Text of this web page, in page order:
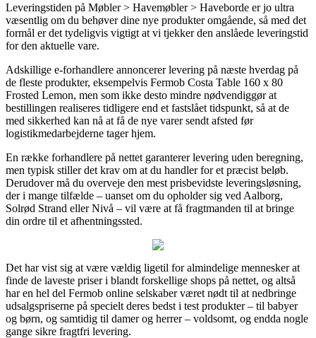
Leveringstiden på Møbler > Havemøbler > Haveborde er jo ultra
væsentlig om du behøver dine nye produkter omgående, så med det
formål er det tydeligvis vigtigt at vi tjekker den anslåede leveringstid
for den aktuelle vare.
Adskillige e-forhandlere annoncerer levering på næste hverdag på
de fleste produkter, eksempelvis Fermob Costa Table 160 x 80
Frosted Lemon, men som ikke desto mindre nødvendiggør at
bestillingen realiseres tidligere end et fastslået tidspunkt, så at de
med sikkerhed kan nå at få de nye varer sendt afsted før
logistikmedarbejderne tager hjem.
En række forhandlere på nettet garanterer levering uden beregning,
men typisk stiller det krav om at du handler for et præcist beløb.
Derudover må du overveje den mest prisbevidste leveringsløsning,
der i mange tilfælde – uanset om du opholder sig ved Aalborg,
Solrød Strand eller Nivå – vil være at få fragtmanden til at bringe
din ordre til et afhentningssted.
Det har vist sig at være vældig ligetil for almindelige mennesker at
finde de laveste priser i blandt forskellige shops på nettet, og altså
har en hel del Fermob online selskaber været nødt til at nedbringe
udsalgspriserne på specielt deres bedst i test produkter – til babyer
og børn, og samtidig til damer og herrer – voldsomt, og endda nogle
gange sikre fragtfri levering.